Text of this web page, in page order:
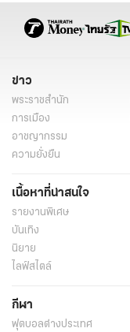
ข่าว
พระราชสำนัก
การเมือง
อาชญากรรม
ความยั่งยืน
เนื้อหาที่น่าสนใจ
รายงานพิเศษ
บันเทิง
นิยาย
ไลฟ์สไตล์
กีฬา
ฟุตบอลต่่างประเทศ